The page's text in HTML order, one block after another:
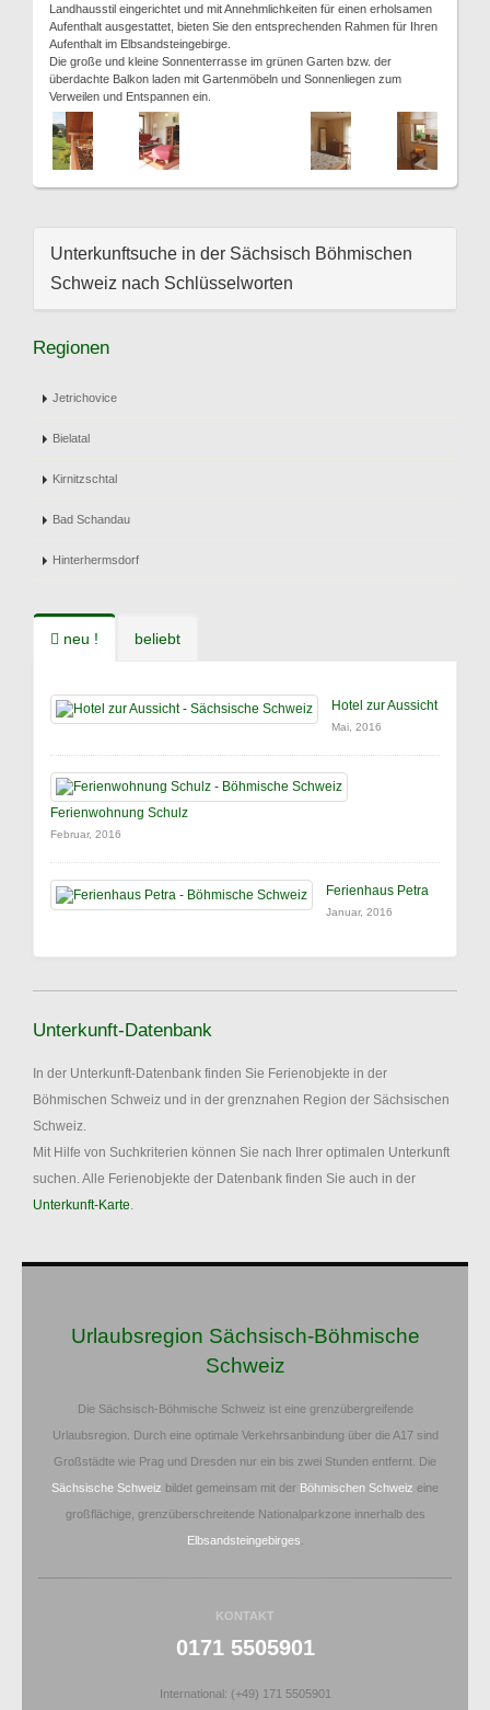
Landhausstil eingerichtet und mit Annehmlichkeiten für einen erholsamen
Aufenthalt ausgestattet, bieten Sie den entsprechenden Rahmen für Ihren
Aufenthalt im Elbsandsteingebirge.
Die große und kleine Sonnenterrasse im grünen Garten bzw. der
überdachte Balkon laden mit Gartenmöbeln und Sonnenliegen zum
Verweilen und Entspannen ein.
Unterkunftsuche in der Sächsisch Böhmischen
Schweiz nach Schlüsselworten
Regionen
Jetrichovice
Bielatal
Kirnitzschtal
Bad Schandau
Hinterhermsdorf
neu ! beliebt
Hotel zur Aussicht
Mai, 2016
Ferienwohnung Schulz
Februar, 2016
Ferienhaus Petra
Januar, 2016
Unterkunft-Datenbank
In der Unterkunft-Datenbank finden Sie Ferienobjekte in der
Böhmischen Schweiz und in der grenznahen Region der Sächsischen
Schweiz.
Mit Hilfe von Suchkriterien können Sie nach Ihrer optimalen Unterkunft
suchen. Alle Ferienobjekte der Datenbank finden Sie auch in der
Unterkunft-Karte.
Urlaubsregion Sächsisch-Böhmische
Schweiz
Die Sächsisch-Böhmische Schweiz ist eine grenzübergreifende
Urlaubsregion. Durch eine optimale Verkehrsanbindung über die A17 sind
Großstädte wie Prag und Dresden nur ein bis zwei Stunden entfernt. Die
Sächsische Schweiz bildet gemeinsam mit der Böhmischen Schweiz eine
großflächige, grenzüberschreitende Nationalparkzone innerhalb des
Elbsandsteingebirges
KONTAKT
0171 5505901
International: (+49) 171 5505901